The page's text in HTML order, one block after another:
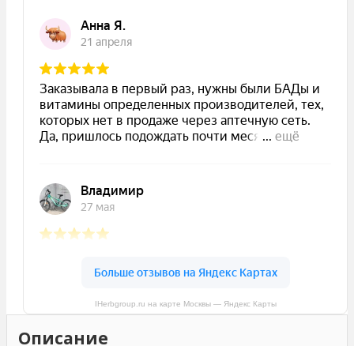
IHerbgroup.ru на карте Москвы — Яндекс Карты
Описание